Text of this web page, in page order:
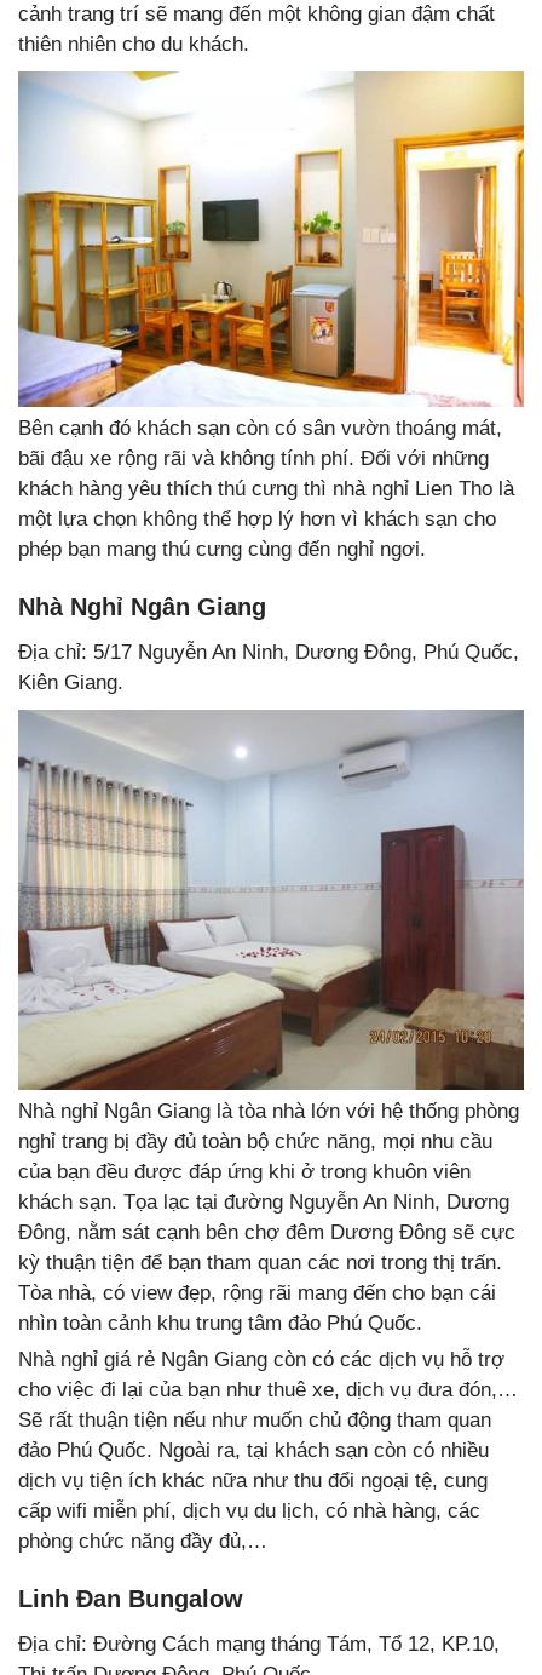
cảnh trang trí sẽ mang đến một không gian đậm chất
thiên nhiên cho du khách.
Bên cạnh đó khách sạn còn có sân vườn thoáng mát,
bãi đậu xe rộng rãi và không tính phí. Đối với những
khách hàng yêu thích thú cưng thì nhà nghỉ Lien Tho là
một lựa chọn không thể hợp lý hơn vì khách sạn cho
phép bạn mang thú cưng cùng đến nghỉ ngơi.
Nhà Nghỉ Ngân Giang
Địa chỉ: 5/17 Nguyễn An Ninh, Dương Đông, Phú Quốc,
Kiên Giang.
Nhà nghỉ Ngân Giang là tòa nhà lớn với hệ thống phòng
nghỉ trang bị đầy đủ toàn bộ chức năng, mọi nhu cầu
của bạn đều được đáp ứng khi ở trong khuôn viên
khách sạn. Tọa lạc tại đường Nguyễn An Ninh, Dương
Đông, nằm sát cạnh bên chợ đêm Dương Đông sẽ cực
kỳ thuận tiện để bạn tham quan các nơi trong thị trấn.
Tòa nhà, có view đẹp, rộng rãi mang đến cho bạn cái
nhìn toàn cảnh khu trung tâm đảo Phú Quốc.
Nhà nghỉ giá rẻ Ngân Giang còn có các dịch vụ hỗ trợ
cho việc đi lại của bạn như thuê xe, dịch vụ đưa đón,…
Sẽ rất thuận tiện nếu như muốn chủ động tham quan
đảo Phú Quốc. Ngoài ra, tại khách sạn còn có nhiều
dịch vụ tiện ích khác nữa như thu đổi ngoại tệ, cung
cấp wifi miễn phí, dịch vụ du lịch, có nhà hàng, các
phòng chức năng đầy đủ,…
Linh Đan Bungalow
Địa chỉ: Đường Cách mạng tháng Tám, Tổ 12, KP.10,